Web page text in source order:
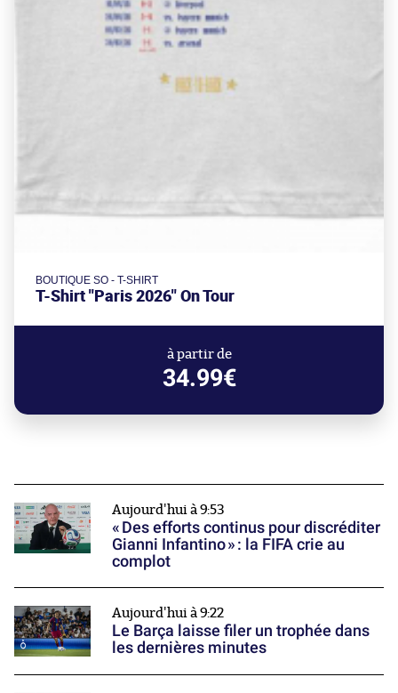
BOUTIQUE SO - T-SHIRT
T-Shirt "Paris 2026" On Tour
à partir de
34.99€
Aujourd'hui à 9:53
« Des efforts continus pour discréditer
Gianni Infantino » : la FIFA crie au
complot
Aujourd'hui à 9:22
Le Barça laisse filer un trophée dans
les dernières minutes